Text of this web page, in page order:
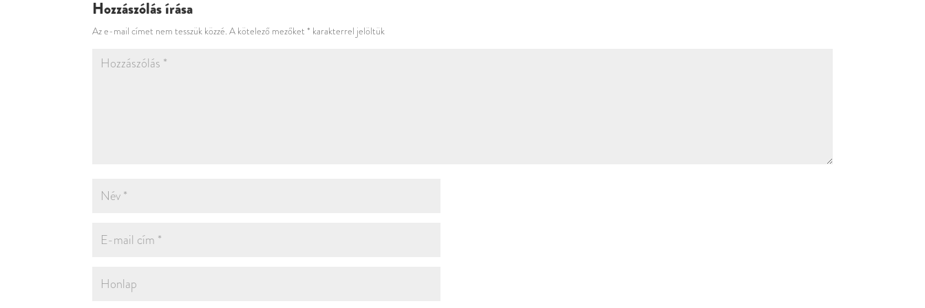
Hozzászólás írása
Az e-mail címet nem tesszük közzé. A kötelező mezőket * karakterrel jelöltük